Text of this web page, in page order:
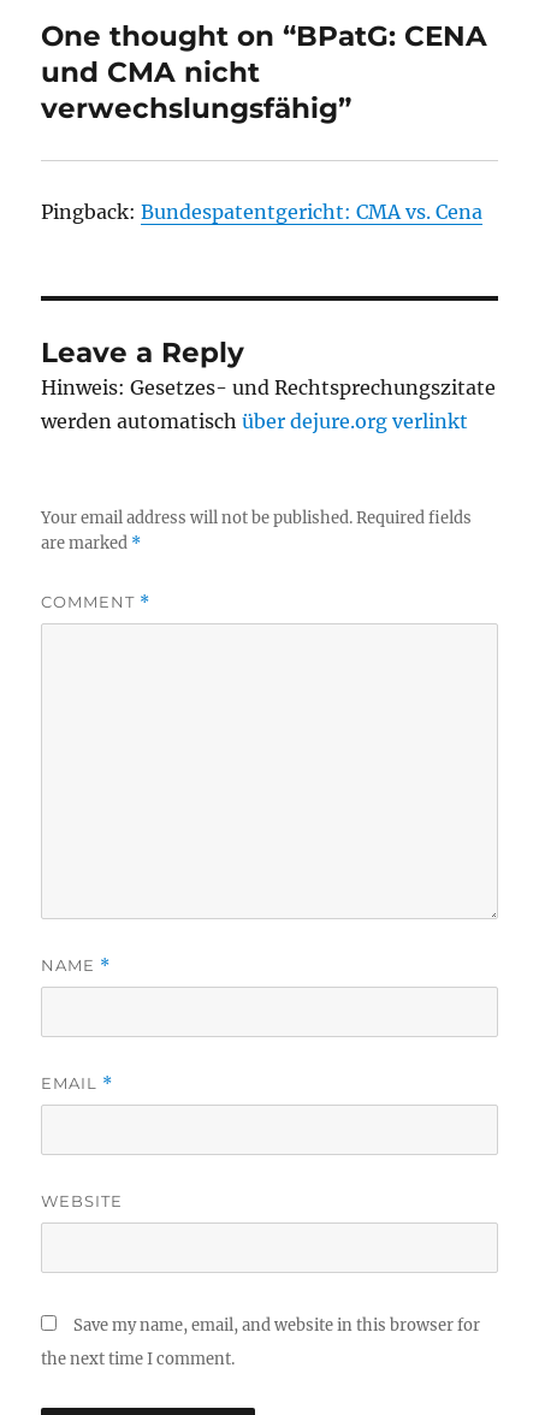
One thought on “BPatG: CENA
und CMA nicht
verwechslungsfähig”
Pingback:Bundespatentgericht: CMA vs. Cena
Leave a Reply
Hinweis: Gesetzes- und Rechtsprechungszitate
werden automatischüber dejure.org verlinkt
Your email address will not be published. Required fields
are marked *
COMMENT *
NAME *
EMAIL *
WEBSITE
Save my name, email, and website in this browser for
the next time I comment.